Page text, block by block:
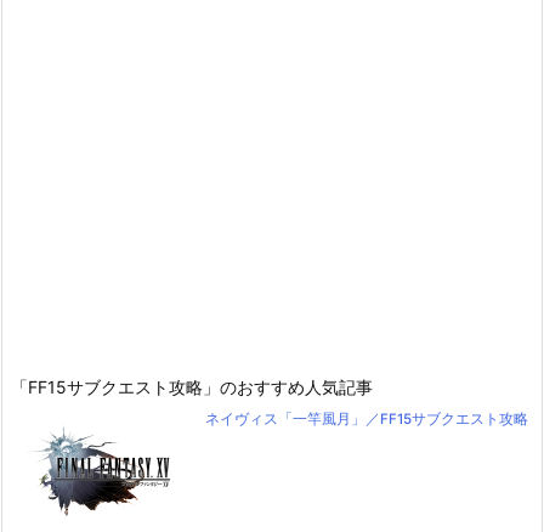
「FF15サブクエスト攻略」のおすすめ人気記事
ネイヴィス「一竿風月」／FF15サブクエスト攻略